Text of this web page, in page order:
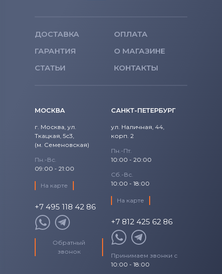
ДОСТАВКА
ОПЛАТА
ГАРАНТИЯ
О МАГАЗИНЕ
СТАТЬИ
КОНТАКТЫ
МОСКВА
г. Москва, ул.
Ткацкая, 5с3,
(м. Семеновская)
Пн.-Вс.
09:00 - 21:00
На карте
+7 495 118 42 86
Обратный
звонок
САНКТ-ПЕТЕРБУРГ
ул. Наличная, 44,
корп. 2
Пн.-Пт.
10:00 - 20:00
Сб.-Вс.
10:00 - 18:00
На карте
+7 812 425 62 86
Принимаем звонки с
10:00 - 18:00